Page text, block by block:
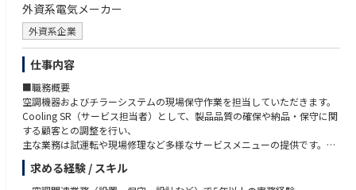
外資系電気メーカー
外資系企業
仕事内容
■職務概要
空調機器およびチラーシステムの現場保守作業を担当していただきます。
Cooling SR（サービス担当者）として、製品品質の確保や納品・保守に関
する顧客との調整を行い、
主な業務は試運転や現場修理など多様なサービスメニューの提供です。
冷却システムに関する基礎知識・経験、ならびに専門的なスキルが求めら
れます。
求める経験 / スキル